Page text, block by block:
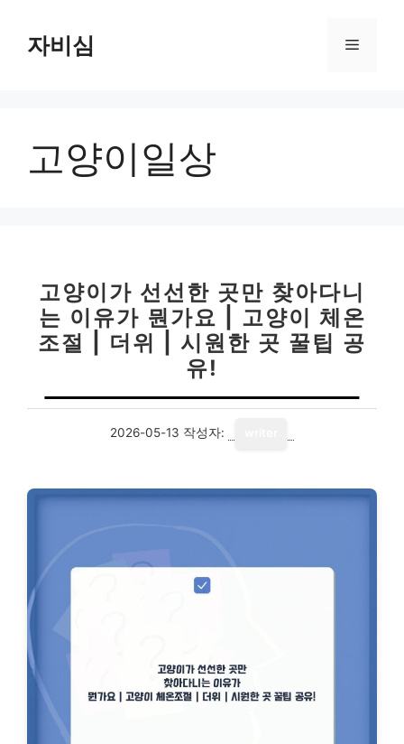
자비심 메
고양이일상
고양이가 선선한 곳만 찾아다니
는 이유가 뭔가요 | 고양이 체온
조절 | 더위 | 시원한 곳 꿀팁 공
유!
2026-05-13 작성자: